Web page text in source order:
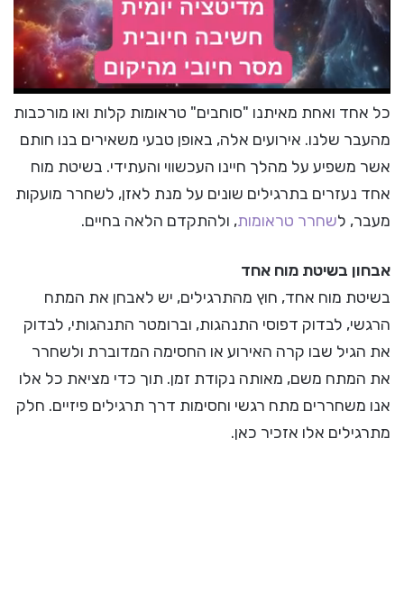
כל אחד ואחת מאיתנו "סוחבים" טראומות קלות ואו מורכבות
מהעבר שלנו. אירועים אלה, באופן טבעי משאירים בנו חותם
אשר משפיע על מהלך חיינו העכשווי והעתידי. בשיטת מוח
אחד נעזרים בתרגילים שונים על מנת לאזן, לשחרר מועקות
מעבר, לשחרר טראומות, ולהתקדם הלאה בחיים.
אבחון בשיטת מוח אחד
בשיטת מוח אחד, חוץ מהתרגילים, יש לאבחן את המתח
הרגשי, לבדוק דפוסי התנהגות, וברומטר התנהגותי, לבדוק
את הגיל שבו קרה האירוע או החסימה המדוברת ולשחרר
את המתח משם, מאותה נקודת זמן. תוך כדי מציאת כל אלו
אנו משחררים מתח רגשי וחסימות דרך תרגילים פיזיים. חלק
מתרגילים אלו אזכיר כאן.